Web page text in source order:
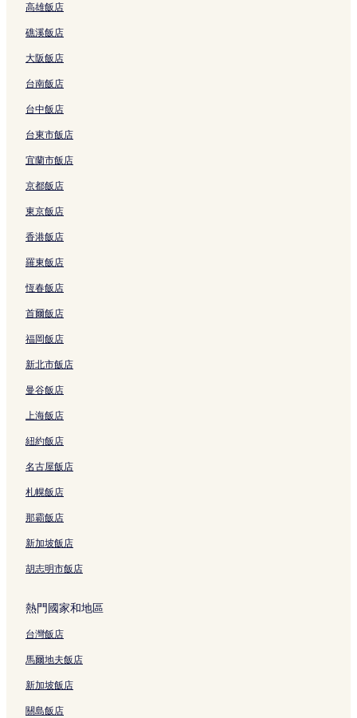
a
i
o
n
的
結
h
n
d
R
e
o
t
的
連
結
a
i
e
n
的
結
a
H
o
m
e
t
y
的
連
結
e
o
r
t
&
a
o
o
n
的
連
結
高雄飯店
礁溪飯店
大阪飯店
台南飯店
台中飯店
台東市飯店
宜蘭市飯店
京都飯店
東京飯店
香港飯店
羅東飯店
恆春飯店
首爾飯店
福岡飯店
新北市飯店
曼谷飯店
上海飯店
紐約飯店
名古屋飯店
札幌飯店
那霸飯店
新加坡飯店
胡志明市飯店
熱門國家和地區
台灣飯店
馬爾地夫飯店
新加坡飯店
關島飯店